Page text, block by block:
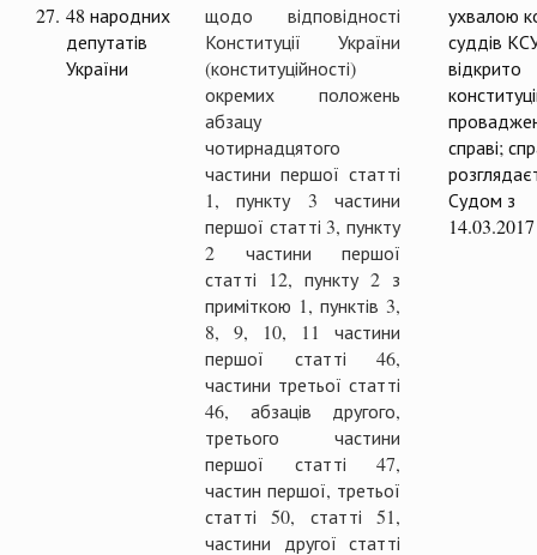
27. 48 народних
депутатів
України
щодо відповідності
Конституції України
(конституційності)
окремих положень
абзацу
чотирнадцятого
частини першої статті
1, пункту 3 частини
першої статті 3, пункту
2 частини першої
статті 12, пункту 2 з
приміткою 1, пунктів 3,
8, 9, 10, 11 частини
першої статті 46,
частини третьої статті
46, абзаців другого,
третього частини
першої статті 47,
частин першої, третьої
статті 50, статті 51,
частини другої статті
ухвалою
суддів
відкрито
справі;
Судом з
14.03.2017